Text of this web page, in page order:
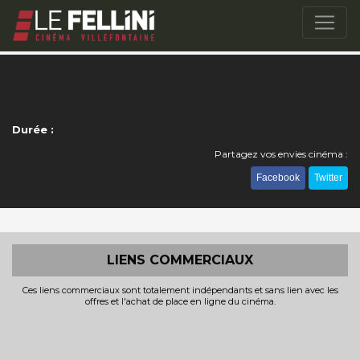
Durée :
Partagez vos envies cinéma :
Facebook Twitter
LIENS COMMERCIAUX
Ces liens commerciaux sont totalement indépendants et sans lien avec les
offres et l'achat de place en ligne du cinéma.